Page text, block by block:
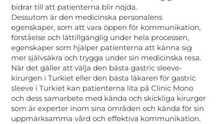
bidrar till att patienterna blir nöjda.
Dessutom är den medicinska personalens
egenskaper, som att vara öppen för kommunikation,
förståelse och lättillgänglig under hela processen,
egenskaper som hjälper patienterna att känna sig
mer självsäkra och trygga under sin medicinska resa.
När det gäller att välja den bästa gastric sleeve-
kirurgen i Turkiet eller den bästa läkaren för gastric
sleeve i Turkiet kan patienterna lita på Clinic Mono
och dess samarbete med kända och skickliga kirurger
som är experter inom sina områden och kända för sin
uppmärksamma vård och effektiva kommunikation.